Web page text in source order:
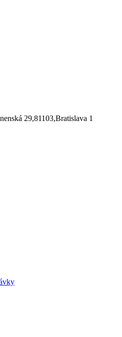
29,81103,Bratislava 1